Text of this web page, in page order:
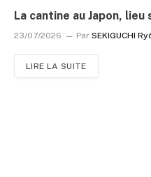
La cantine au Japon,
23/07/2026 Par SEKIGUCHI
LIRE LA SUITE